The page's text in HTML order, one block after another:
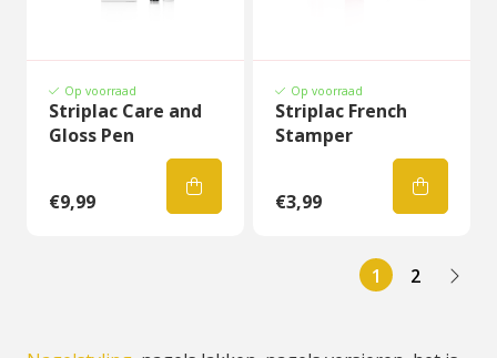
Op voorraad
Striplac Care and
Gloss Pen
€9,99
Op voorraad
Striplac French
Stamper
€3,99
1 2